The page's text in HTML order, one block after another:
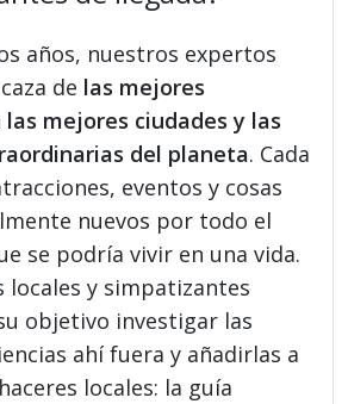
años, nuestros expertos
de las mejores
mejores ciudades y las
del planeta. Cada
eventos y cosas
nuevos por todo el
se podría vivir en una vida.
locales y simpatizantes
objetivo investigar las
ahí fuera y añadirlas a
locales: la guía